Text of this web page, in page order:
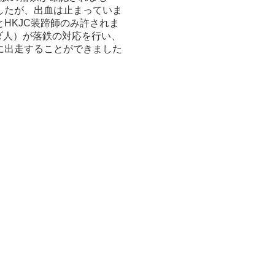
が、出血は止まっていま
装蹄師のみ許されま
）が落鉄の対応を行い、
走することができました